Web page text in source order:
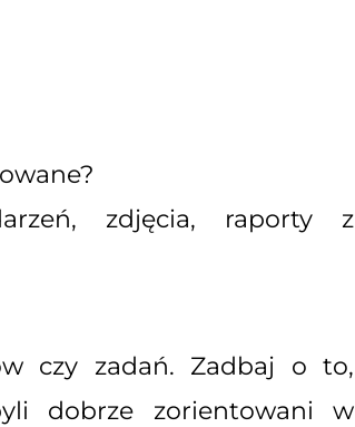
zdjęcia, raporty z
czy zadań. Zadbaj o to,
dobrze zorientowani w